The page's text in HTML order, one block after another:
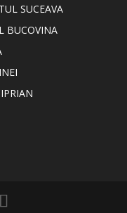
SUCEAVA
BUCOVINA